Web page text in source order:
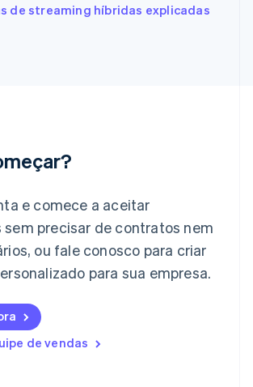
de streaming híbridas explicadas
e comece a aceitar
precisar de contratos nem
ou fale conosco para criar
para sua empresa.
de vendas